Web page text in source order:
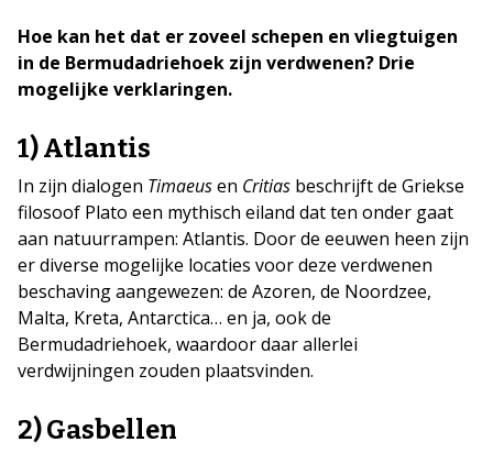
Hoe kan het dat er zoveel schepen en vliegtuigen
in de Bermudadriehoek zijn verdwenen? Drie
mogelijke verklaringen.
1) Atlantis
In zijn dialogen Timaeusen Critias beschrijft de Griekse
filosoof Plato een mythisch eiland dat ten onder gaat
aan natuurrampen: Atlantis. Door de eeuwen heen zijn
er diverse mogelijke locaties voor deze verdwenen
beschaving aangewezen: de Azoren, de Noordzee,
Malta, Kreta, Antarctica… en ja, ook de
Bermudadriehoek, waardoor daar allerlei
verdwijningen zouden plaatsvinden.
2) Gasbellen